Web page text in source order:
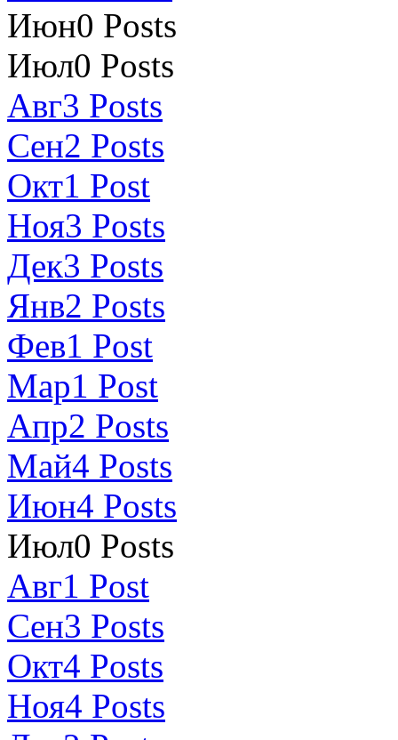
Июн0 Posts
Июл0 Posts
Авг3 Posts
Сен2 Posts
Окт1 Post
Ноя3 Posts
Дек3 Posts
Янв2 Posts
Фев1 Post
Мар1 Post
Апр2 Posts
Май4 Posts
Июн4 Posts
Июл0 Posts
Авг1 Post
Сен3 Posts
Окт4 Posts
Ноя4 Posts